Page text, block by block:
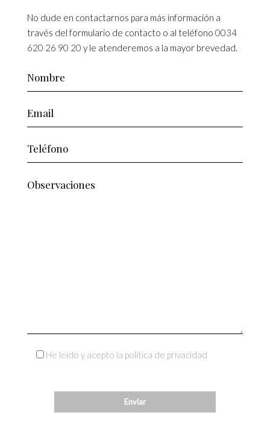
No dude en contactarnos para más información a
través del formulario de contacto o al teléfono 0034
620 26 90 20 y le atenderemos a la mayor brevedad.
He leído y acepto la política de privacidad